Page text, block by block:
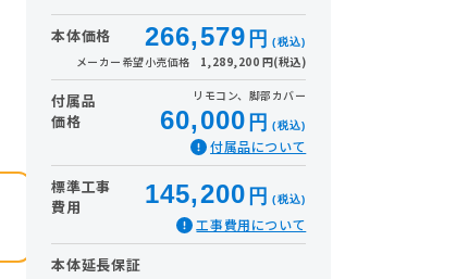
本体価格 266,579 円 (税込)
メーカー希望小売価格 1,289,200 円(税込)
付属品
価格
リモコン、脚部カバー
60,000 円 (税込)
付属品について
標準工事
費用
145,200 円 (税込)
工事費用について
本体延長保証